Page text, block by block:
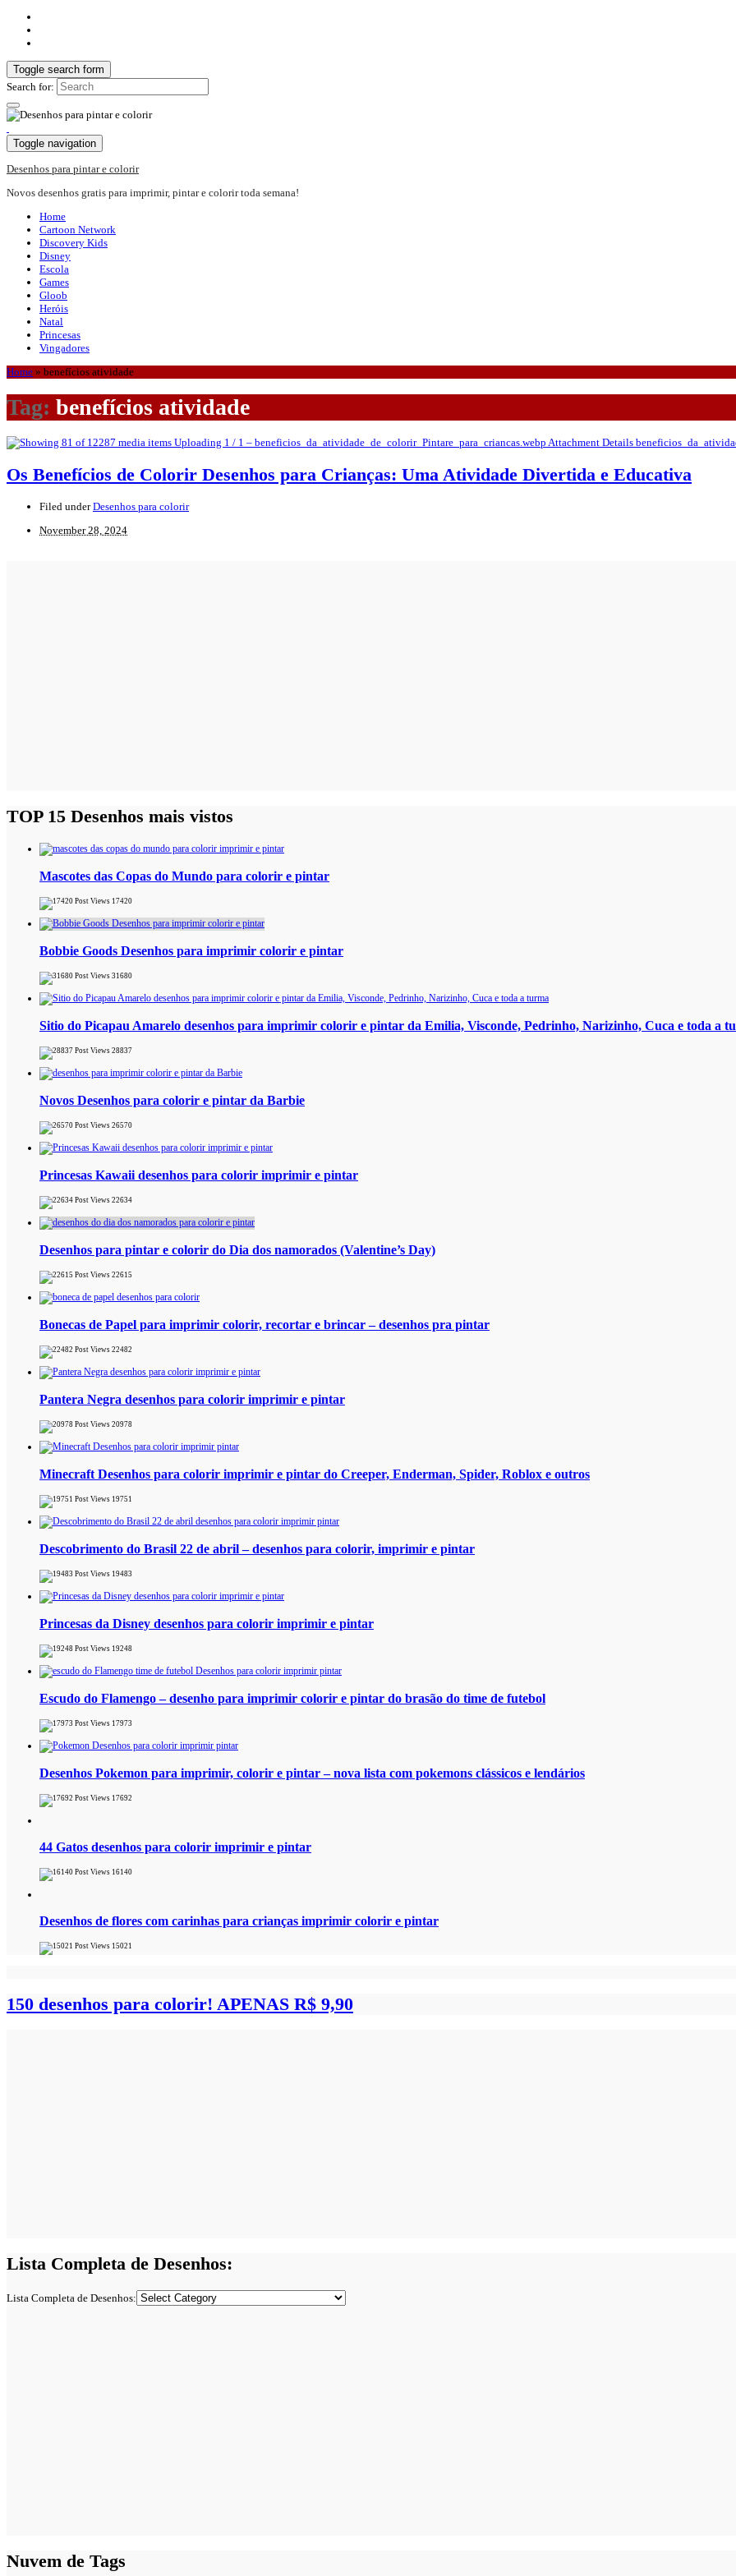
Toggle search form
Search for:
Toggle navigation
Desenhos para pintar e colorir
Novos desenhos gratis para imprimir, pintar e colorir toda semana!
Home
Cartoon Network
Discovery Kids
Disney
Escola
Games
Gloob
Heróis
Natal
Princesas
Vingadores
Home » benefícios atividade
Tag: benefícios atividade
Os Benefícios de Colorir Desenhos para Crianças: Uma Atividade Divertida e Educativa
Filed underDesenhos para colorir
November 28, 2024
TOP 15 Desenhos mais vistos
Mascotes das Copas do Mundo para colorir e pintar
17420
Bobbie Goods Desenhos para imprimir colorir e pintar
31680
Sitio do Picapau Amarelo desenhos para imprimir colorir e pintar da Emilia, Visconde, Pedrinho, Narizinho, Cuca e toda a
28837
Novos Desenhos para colorir e pintar da Barbie
26570
Princesas Kawaii desenhos para colorir imprimir e pintar
22634
Desenhos para pintar e colorir do Dia dos namorados (Valentine’s Day)
22615
Bonecas de Papel para imprimir colorir, recortar e brincar – desenhos pra pintar
22482
Pantera Negra desenhos para colorir imprimir e pintar
20978
Minecraft Desenhos para colorir imprimir e pintar do Creeper, Enderman, Spider, Roblox e outros
19751
Descobrimento do Brasil 22 de abril – desenhos para colorir, imprimir e pintar
19483
Princesas da Disney desenhos para colorir imprimir e pintar
19248
Escudo do Flamengo – desenho para imprimir colorir e pintar do brasão do time de futebol
17973
Desenhos Pokemon para imprimir, colorir e pintar – nova lista com pokemons clássicos e lendários
17692
44 Gatos desenhos para colorir imprimir e pintar
16140
Desenhos de flores com carinhas para crianças imprimir colorir e pintar
15021
150 desenhos para colorir! APENAS R$ 9,90
Lista Completa de Desenhos:
Lista Completa de Desenhos:
Nuvem de Tags